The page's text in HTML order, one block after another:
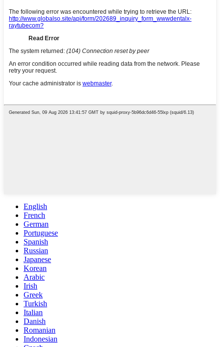
English
French
German
Portuguese
Spanish
Russian
Japanese
Korean
Arabic
Irish
Greek
Turkish
Italian
Danish
Romanian
Indonesian